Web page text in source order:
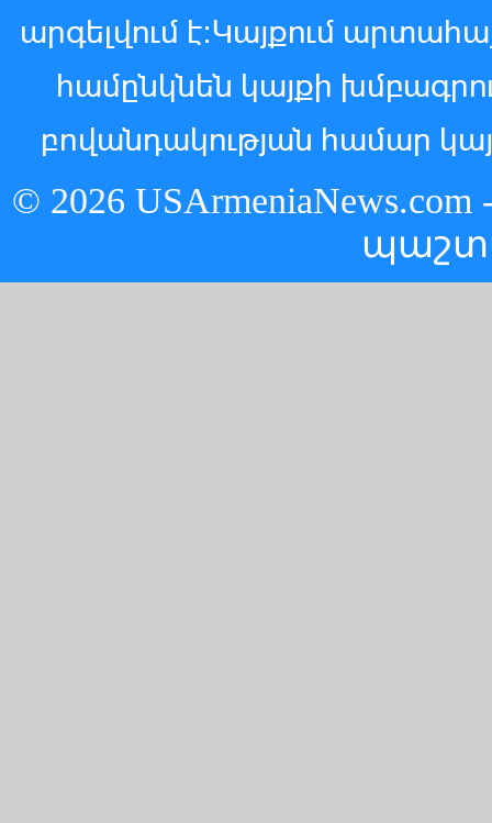
արգելվում է:Կայքում
համընկնեն կայքի
բովանդակության համար
© 2026